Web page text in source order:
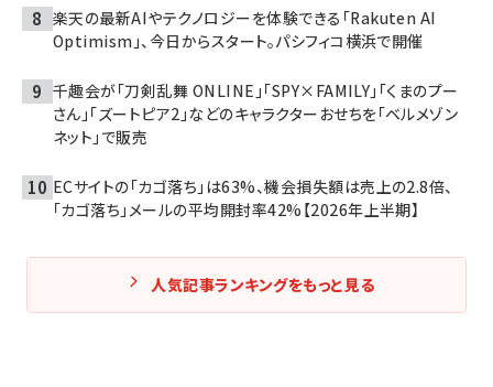
楽天の最新AIやテクノロジーを体験できる「Rakuten AI
Optimism」、今日からスタート。パシフィコ横浜で開催
千趣会が「刀剣乱舞 ONLINE」「SPY×FAMILY」「くまのプー
さん」「ズートピア2」などのキャラクターおせちを「ベルメゾン
ネット」で販売
ECサイトの「カゴ落ち」は63%、機会損失額は売上の2.8倍、
「カゴ落ち」メールの平均開封率42%【2026年上半期】
人気記事ランキングをもっと見る